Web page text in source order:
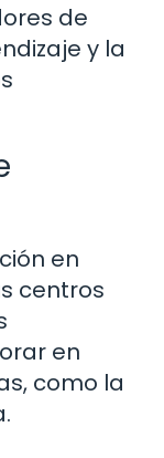
de
y la
en
centros
en
como la